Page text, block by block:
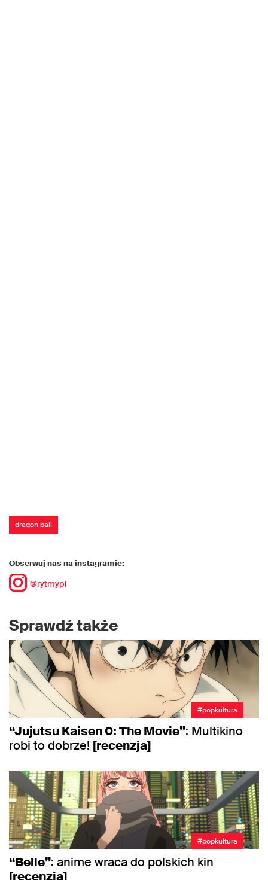
dragon ball
Obserwuj nas na instagramie:
@rytmypl
Sprawdź także
#popkultura
“Jujutsu Kaisen 0: The Movie”: Multikino
robi to dobrze! [recenzja]
#popkultura
“Belle”: anime wraca do polskich kin
[recenzja]